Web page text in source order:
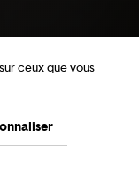
ceux que vous